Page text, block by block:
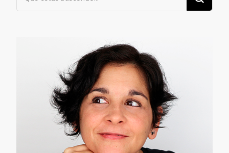
algo?